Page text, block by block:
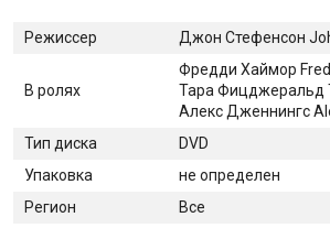
Режиссер Джон Стефенсон
В ролях
Фредди Хаймор
Тара Фицджеральд
Алекс Дженнингс
Тип диска
DVD
Упаковка
не определен
Регион
Все